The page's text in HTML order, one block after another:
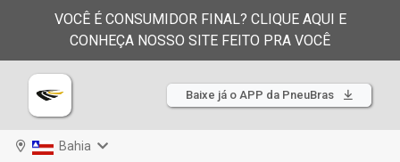
VOCÊ É CONSUMIDOR FINAL? CLIQUE AQUI E
CONHEÇA NOSSO SITE FEITO PRA VOCÊ
Baixe já o APP da PneuBras
Bahia